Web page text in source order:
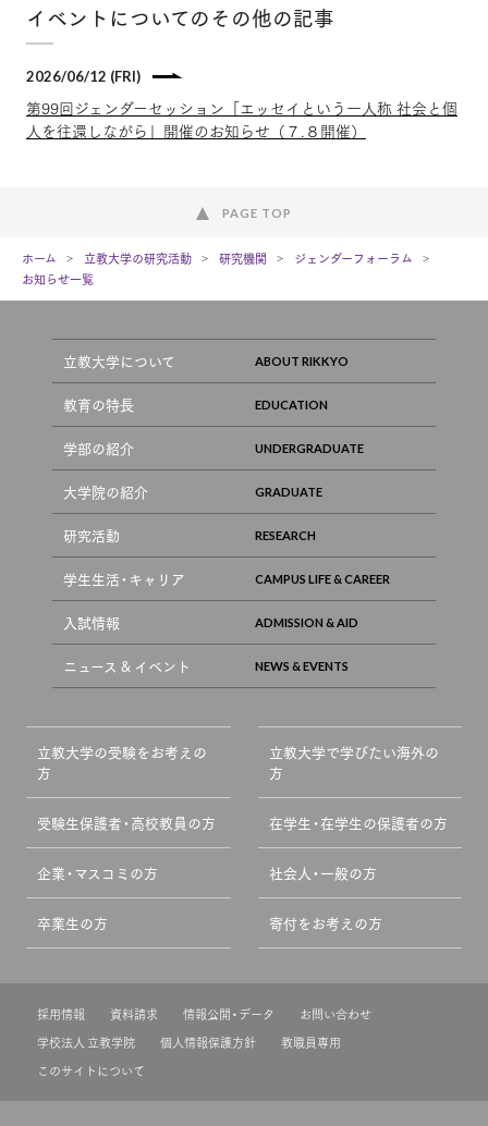
イベントについてのその他の記事
2026/06/12 (FRI)
第99回ジェンダーセッション「エッセイという一人称 社会と個
人を往還しながら」開催のお知らせ（７.８開催）
PAGE TOP
ホーム 立教大学の研究活動 研究機関
ジェンダーフォーラム
お知らせ一覧
立教大学について
教育の特長
学部の紹介
大学院の紹介
研究活動
学生生活・キャリア
入試情報
ニュース & イベント
立教大学の受験をお考えの
方
立教大学で学びたい海外の
方
受験生保護者・高校教員の方 在学生・在学生の保護者の方
企業・マスコミの方 社会人・一般の方
卒業生の方 寄付をお考えの方
採用情報 資料請求 情報公開・データ
お問い合わせ
学校法人 立教学院
個人情報保護方針
教職員専用
このサイトについて